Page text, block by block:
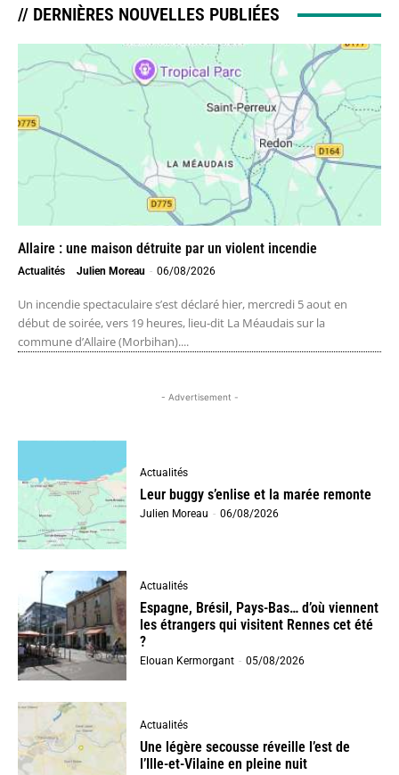
// DERNIÈRES NOUVELLES PUBLIÉES
Allaire : une maison détruite par un violent incendie
Actualités Julien Moreau - 06/08/2026
Un incendie spectaculaire s’est déclaré hier, mercredi 5 aout en
début de soirée, vers 19 heures, lieu-dit La Méaudais sur la
commune d’Allaire (Morbihan)....
- Advertisement -
Actualités
Leur buggy s’enlise et la marée remonte
Julien Moreau - 06/08/2026
Actualités
Espagne, Brésil, Pays-Bas… d’où viennent
les étrangers qui visitent Rennes cet été
?
Elouan Kermorgant - 05/08/2026
Actualités
Une légère secousse réveille l’est de
l’Ille-et-Vilaine en pleine nuit